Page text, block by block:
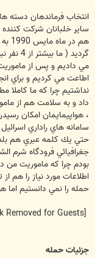
انتخاب فرماندهان دسته
ساير خلبانان شركت كننده
هم
گرديد
مي داديم و پس از
اطاعت مي كرديم و براي
نداشتيم چرا كه ما كاملا
داد و به سلامت هم از
، هواپيمايمان امكان
سامانه هاي راداري
حتي يك كلمه عبري هم
جغرافيائي فرودگاه شرم
بودم چرا كه ماموريت من
اطلاعات مورد نياز را هم
حمله را نمي دانستيم اما
[External Link Removed for Guests]
جزئيات حمله